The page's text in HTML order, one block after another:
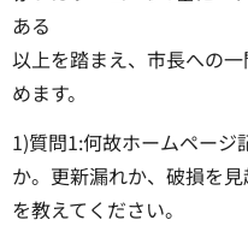
ある
以上を踏まえ、市長への
めます。
1)質問1:何故ホームページ
か。更新漏れか、破損を
を教えてください。